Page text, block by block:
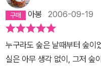
아봉 2006-09-19
누구라도 숲은 날때부터 숲이
실은 아무 생각 없이, 그저 숲